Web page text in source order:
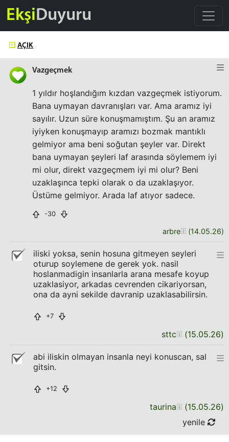
EkşiDuyuru
AÇIK
Vazgeçmek
1 yıldır hoşlandığım kızdan vazgeçmek istiyorum.
Bana uymayan davranışları var. Ama aramız iyi
sayılır. Uzun süre konuşmamıştım. Şu an aramız
iyiyken konuşmayıp aramızı bozmak mantıklı
gelmiyor ama beni soğutan şeyler var. Direkt
bana uymayan şeyleri laf arasında söylemem iyi
mi olur, direkt vazgeçmem iyi mi olur? Beni
uzaklaşınca tepki olarak o da uzaklaşıyor.
Üstüme gelmiyor. Arada laf atıyor sadece.
-30
arbre (14.05.26)
iliski yoksa, senin hosuna gitmeyen seyleri
oturup soylemene de gerek yok. nasil
hoslanmadigin insanlarla arana mesafe koyup
uzaklasiyor, arkadas cevrenden cikariyorsan,
ona da ayni sekilde davranip uzaklasabilirsin.
+7
sttc (15.05.26)
abi iliskin olmayan insanla neyi konuscan, sal
gitsin.
+12
taurina (15.05.26)
yenile